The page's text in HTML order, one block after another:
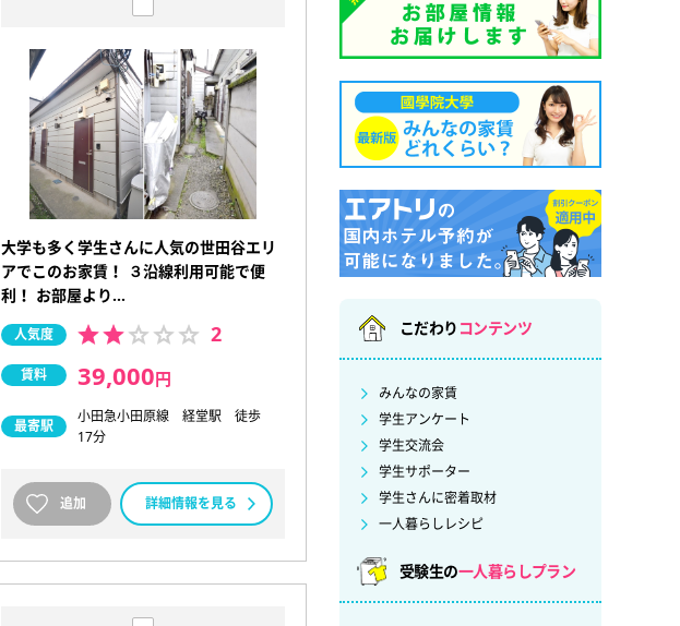
大学も多く学生さんに人気の世田谷エリ
アでこのお家賃！ ３沿線利用可能で便
利！ お部屋より…
人気度 2
賃料 39,000円
最寄駅
小田急小田原線 経堂駅 徒歩
17分
追加 詳細情報を見る
こだわり コンテンツ
みんなの家賃
学生アンケート
学生交流会
学生サポーター
学生さんに密着取材
一人暮らしレシピ
受験生の一人暮らしプラン